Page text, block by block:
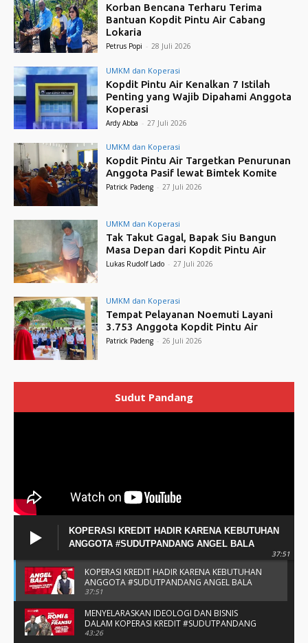
Korban Bencana Terharu Terima
Bantuan Kopdit Pintu Air Cabang
Lokaria
Petrus Popi - 28 Juli 2026
UMKM dan Koperasi
Kopdit Pintu Air Kenalkan 7 Istilah
Penting yang Wajib Dipahami Anggota
Koperasi
Ardy Abba - 27 Juli 2026
UMKM dan Koperasi
Kopdit Pintu Air Targetkan Penurunan
Anggota Pasif lewat Bimtek Komite
Patrick Padeng - 27 Juli 2026
UMKM dan Koperasi
Tak Takut Gagal, Bapak Siu Bangun
Masa Depan dari Kopdit Pintu Air
Lukas Rudolf Lado - 27 Juli 2026
UMKM dan Koperasi
Tempat Pelayanan Noemuti Layani
3.753 Anggota Kopdit Pintu Air
Patrick Padeng - 26 Juli 2026
Sudut Pandang
KOPERASI KREDIT HADIR KARENA KEBUTUHAN
ANGGOTA #SUDUTPANDANG ANGEL BALA
37:51
KOPERASI KREDIT HADIR KARENA KEBUTUHAN
ANGGOTA #SUDUTPANDANG ANGEL BALA
37:51
MENYELARASKAN IDEOLOGI DAN BISNIS
DALAM KOPERASI KREDIT #SUDUTPANDANG
BAPAK ROMI & BAPAK FRANSU
43:26